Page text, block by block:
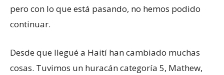
pero con lo que está pasando, no hemos podido
continuar.
Desde que llegué a Haití han cambiado muchas
cosas. Tuvimos un huracán categoría 5, Mathew,